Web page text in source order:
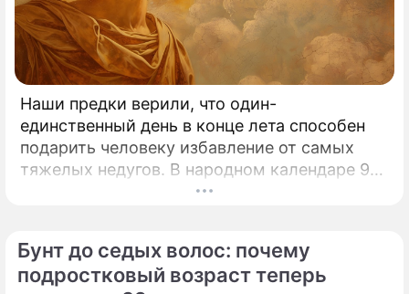
Наши предки верили, что один-
единственный день в конце лета способен
подарить человеку избавление от самых
тяжелых недугов. В народном календаре 9
августа занимает особое, почти
Бунт до седых волос: почему
подростковый возраст теперь